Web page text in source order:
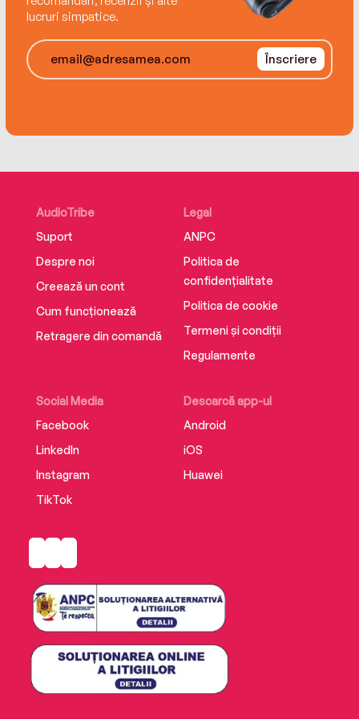
lucruri simpatice.
Înscriere
AudioTribe
Suport
Despre noi
Creează un cont
Cum funcționează
Retragere din comandă
Social Media
Facebook
LinkedIn
Instagram
TikTok
Descarcă app-ul
Android
iOS
Huawei
Legal
ANPC
Politica de
confidențialitate
Politica de cookie
Termeni și condiții
Regulamente